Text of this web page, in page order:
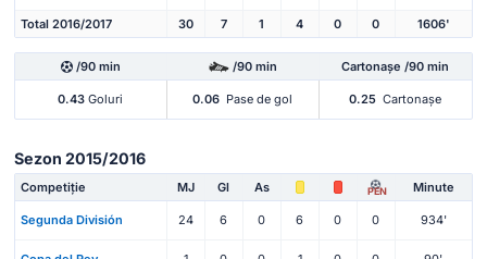
Total 2016/2017 30 7 1 4 0 0 1606'
/90 min /90 min Cartonașe /90 min
0.43 Goluri 0.06 Pase de gol 0.25 Cartonașe
Sezon 2015/2016
Competiție MJ Gl As PEN Minute
Segunda División 24 6 0 6 0 0 934'